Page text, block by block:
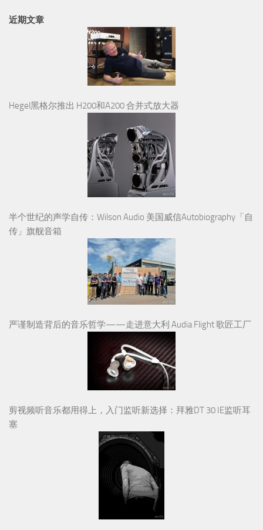
近期文章
Hegel黑格尔推出 H200和A200 合并式放大器
半个世纪的声学自传：Wilson Audio 美国威信Autobiography「自
传」旗舰音箱
严谨制造背后的音乐哲学——走进意大利 Audia Flight 歌匠工厂
剪视频听音乐都用得上，入门监听新选择：拜雅DT 30 IE监听耳
塞